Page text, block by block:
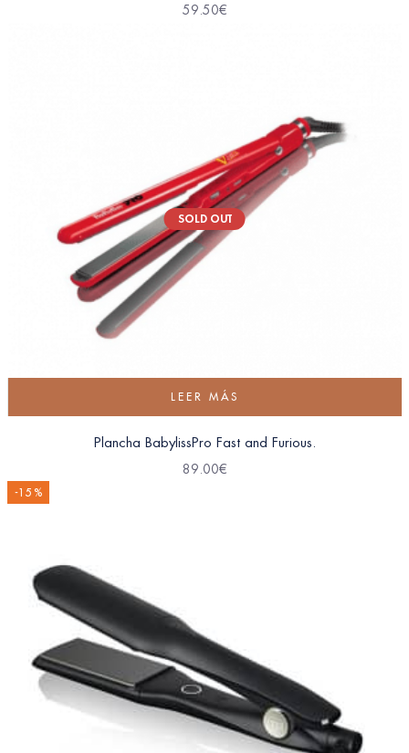
59.50€
SOLD OUT
LEER MÁS
Plancha BabylissPro Fast and Furious.
89.00€
-15 %